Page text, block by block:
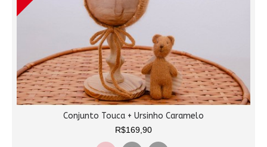
Conjunto Touca + Ursinho Caramelo
R$169,90